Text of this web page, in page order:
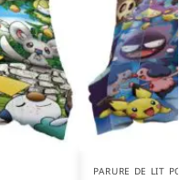
PARURE DE LIT